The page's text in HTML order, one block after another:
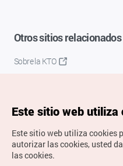
Otros sitios relacionados
Sobre la KTO
Este sitio web utiliza
Este sitio web utiliza cookies
autorizar las cookies, usted
las cookies.